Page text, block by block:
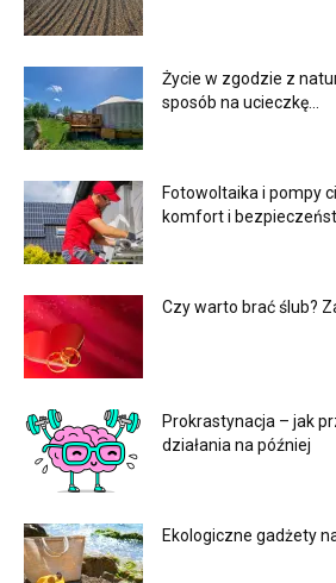
Życie w zgodzie z
sposób na ucieczkę...
Fotowoltaika i pompy
komfort i
Czy warto brać ślub?
Prokrastynacja – jak
działania na później
Ekologiczne gadżety